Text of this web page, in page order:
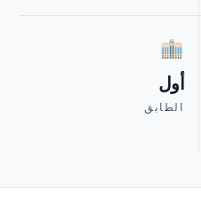
أول
الطابق